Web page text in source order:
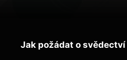
Jak požádat o